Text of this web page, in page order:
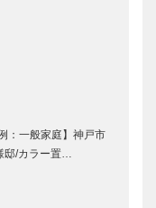
：一般家庭】神戸市
邸/カラー置…